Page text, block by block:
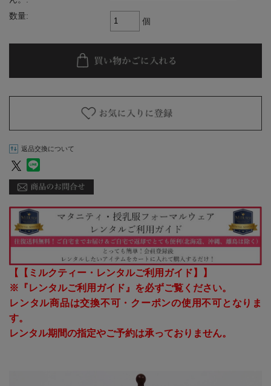
数量:
個
返品交換について
【【ミルクティー・レンタルご利用ガイド】】
※『レンタルご利用ガイド』を必ずご覧ください。
レンタル商品は交換不可・クーポンの使用不可となりま
す。
レンタル期間の指定やご予約は承っておりません。